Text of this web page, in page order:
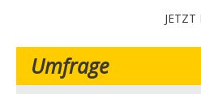
JETZT
Umfrage